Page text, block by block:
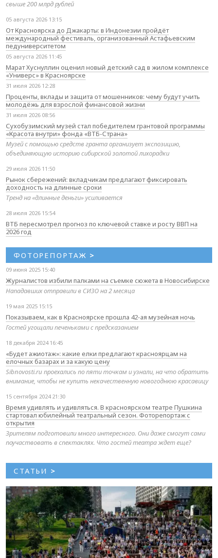
свыше 200 млрд рублей
05 августа 2026 13:15
От Красноярска до Джакарты: в Индонезии пройдёт
международный фестиваль, организованный Астафьевским
педуниверситетом
05 августа 2026 11:45
Марат Хуснуллин оценил новый детский сад в жилом комплексе
«Универс» в Красноярске
31 июля 2026 12:28
Проценты, вклады и защита от мошенников: чему будут учить
молодёжь для взрослой финансовой жизни
31 июля 2026 08:56
Сухобузимский музей стал победителем грантовой программы
«Красота внутри» фонда «ВТБ-Страна»
Музей с помощью средств гранта организует экспозицию,
объединяющую историю сибирской золотой лихорадки
29 июля 2026 11:50
Рынок сбережений: вкладчикам предлагают фиксировать
доходность на длинные сроки
Тренд на «длинные деньги» усиливается
28 июля 2026 15:54
ВТБ пересмотрел прогноз по ключевой ставке и росту ВВП на
2026 год
ФОТОРЕПОРТАЖ >
09 июня 2025 15:40
Журналистов избили палками на съемке сюжета в Новосибирске
Нападавших отправили в СИЗО на 2 месяца
19 мая 2025 15:15
Показываем, как в Красноярске прошла 42-ая музейная ночь
Гостей угощали печеньками с предсказанием
18 декабря 2024 16:45
«Будет ажиотаж»: какие елки предлагают красноярцам на
елочных базарах и за какую цену
Sibnovosti.ru проехались по пяти точкам и узнали, на что обратить
внимание, чтобы не купить некачественную новогоднюю красавицу
15 сентября 2024 21:30
Время удивлять и удивляться. В красноярском театре Пушкина
стартовал юбилейный театральный сезон. Фоторепортаж с
открытия
Зрителям подготовили много интересного. Они даже смогут сами
поучаствовать в спектаклях. Что гостей театра ждет еще?
СТАТЬИ >